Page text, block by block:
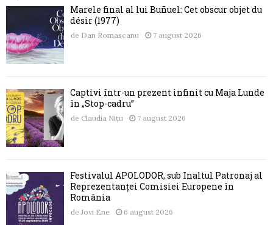
Marele final al lui Buñuel: Cet obscur objet du
désir (1977)
de Dan Romascanu 7 august 2026
Captivi într-un prezent infinit cu Maja Lunde
în „Stop-cadru”
de Claudia Nițu 7 august 2026
Festivalul APOLODOR, sub Înaltul Patronaj al
Reprezentanței Comisiei Europene în
România
de Jovi Ene 6 august 2026